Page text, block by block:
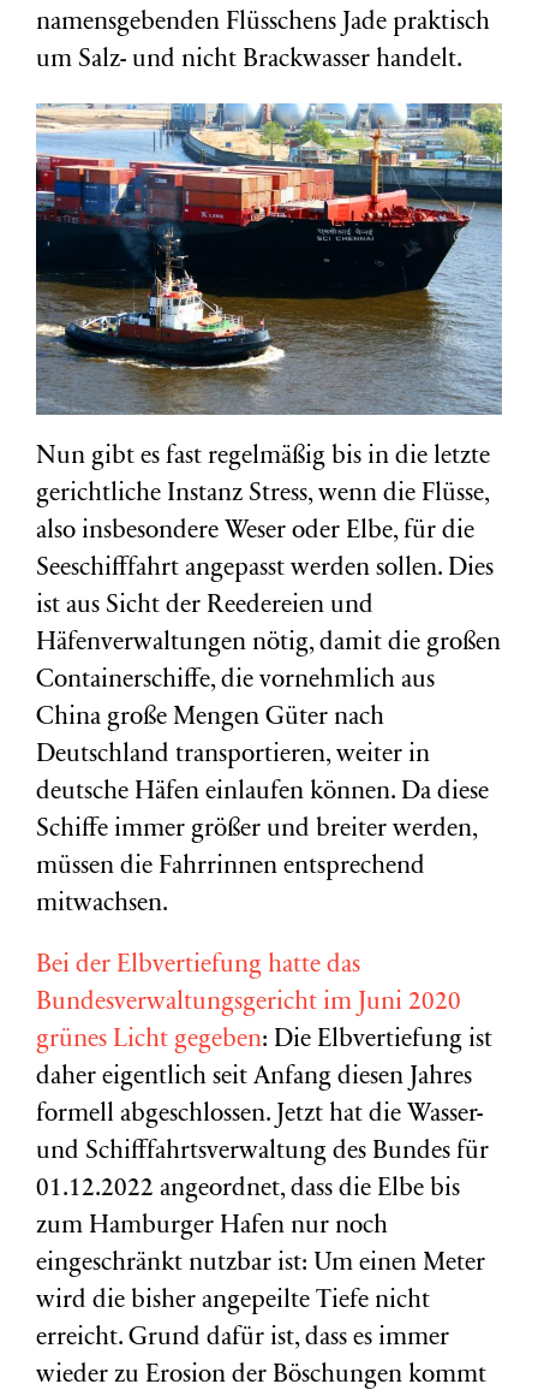
namensgebenden Flüsschens Jade praktisch
um Salz- und nicht Brackwasser handelt.
Nun gibt es fast regelmäßig bis in die letzte
gerichtliche Instanz Stress, wenn die Flüsse,
also insbesondere Weser oder Elbe, für die
Seeschifffahrt angepasst werden sollen. Dies
ist aus Sicht der Reedereien und
Häfenverwaltungen nötig, damit die großen
Containerschiffe, die vornehmlich aus
China große Mengen Güter nach
Deutschland transportieren, weiter in
deutsche Häfen einlaufen können. Da diese
Schiffe immer größer und breiter werden,
müssen die Fahrrinnen entsprechend
mitwachsen.
Bei der Elbvertiefung hatte das
Bundesverwaltungsgericht im Juni 2020
grünes Licht gegeben: Die Elbvertiefung ist
daher eigentlich seit Anfang diesen Jahres
formell abgeschlossen. Jetzt hat die Wasser-
und Schifffahrtsverwaltung des Bundes für
01.12.2022 angeordnet, dass die Elbe bis
zum Hamburger Hafen nur noch
eingeschränkt nutzbar ist: Um einen Meter
wird die bisher angepeilte Tiefe nicht
erreicht. Grund dafür ist, dass es immer
wieder zu Erosion der Böschungen kommt